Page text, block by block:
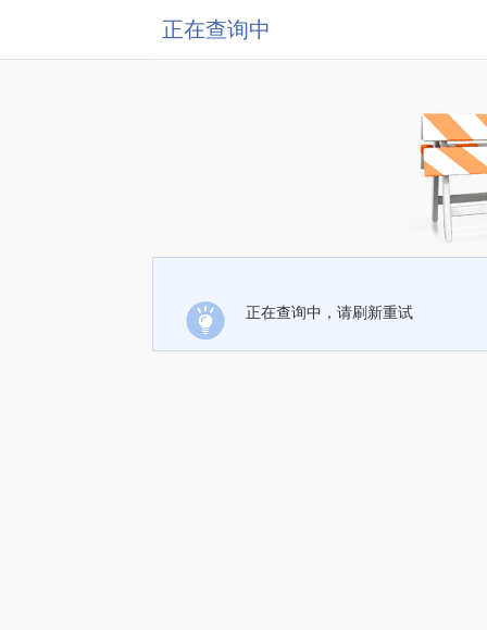
正在查询中
正在查询中，请刷新重试